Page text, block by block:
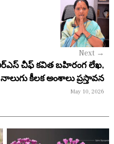
Next →
చీఫ్ కవిత బహిరంగ లేఖ,
కీలక అంశాలు ప్రస్తావన
May 10, 2026